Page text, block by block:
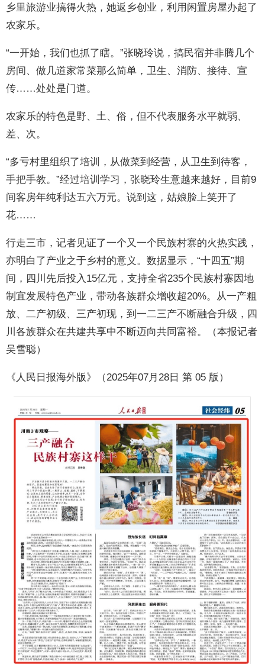
乡里旅游业搞得火热，她返乡创业，利用闲置房屋办起了
农家乐。
“一开始，我们也抓了瞎。”张晓玲说，搞民宿并非腾几个
房间、做几道家常菜那么简单，卫生、消防、接待、宣
传……处处是门道。
农家乐的特色是野、土、俗，但不代表服务水平就弱、
差、次。
“多亏村里组织了培训，从做菜到经营，从卫生到待客，
手把手教。”经过培训学习，张晓玲生意越来越好，目前9
间客房年纯利达五六万元。说到这，姑娘脸上笑开了
花……
行走三市，记者见证了一个又一个民族村寨的火热实践，
亦明白了产业之于乡村的意义。数据显示，“十四五”期
间，四川先后投入15亿元，支持全省235个民族村寨因地
制宜发展特色产业，带动各族群众增收超20%。从一产粗
放、二产初级、三产初现，到一二三产不断融合升级，四
川各族群众在共建共享中不断迈向共同富裕。（本报记者
吴雪聪）
《人民日报海外版》（2025年07月28日 第 05 版）